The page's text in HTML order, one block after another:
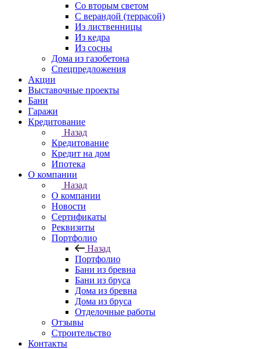
Со вторым светом
С верандой (террасой)
Из лиственницы
Из кедра
Из сосны
Дома из газобетона
Спецпредложения
Акции
Выставочные проекты
Бани
Гаражи
Кредитование
Назад
Кредитование
Кредит на дом
Ипотека
О компании
Назад
О компании
Новости
Сертификаты
Реквизиты
Портфолио
Назад
Портфолио
Бани из бревна
Бани из бруса
Дома из бревна
Дома из бруса
Отделочные работы
Отзывы
Строительство
Контакты